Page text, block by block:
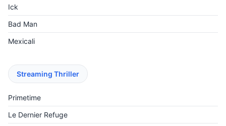
Ick
Bad Man
Mexicali
Streaming Thriller
Primetime
Le Dernier Refuge